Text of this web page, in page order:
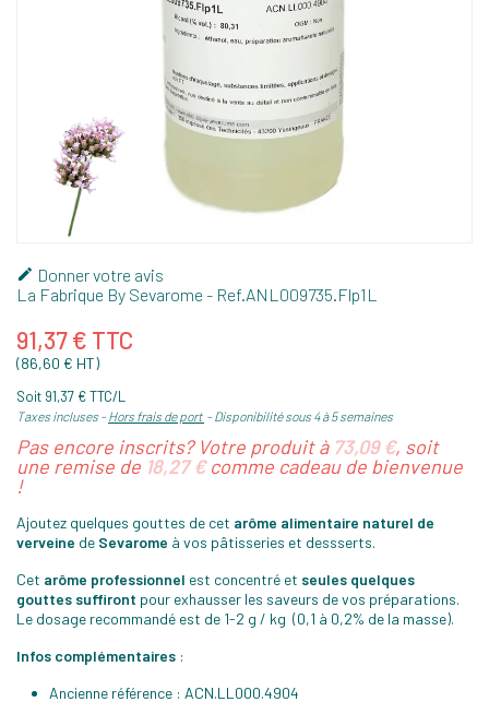
 Donner votre avis
La Fabrique By Sevarome - Ref. ANL009735.Flp1L
91,37 € TTC
(86,60 € HT)
Soit 91,37 € TTC/L
Taxes incluses Hors frais de port Disponibilité sous 4 à 5 semaines
Pas encore inscrits? Votre produit à 73,09 €, soit
une remise de 18,27 €comme cadeau de bienvenue
!
Ajoutez quelques gouttes de cet arôme alimentaire naturel de
verveine de Sevarome à vos pâtisseries et dessserts.
Cet arôme professionnel est concentré et seules quelques
gouttes suffiront pour exhausser les saveurs de vos préparations.
Le dosage recommandé est de 1-2 g / kg (0,1 à 0,2% de la masse).
Infos complémentaires :
Ancienne référence : ACN.LL000.4904